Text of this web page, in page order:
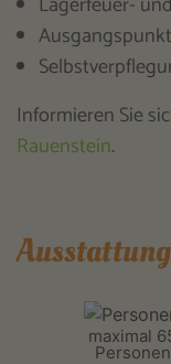
Informieren Sie
Rauenstein.
Ausstattung
maximal
Personen